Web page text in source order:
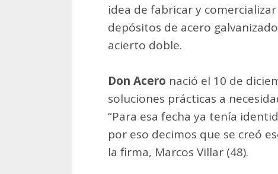
idea de fabricar y
depósitos de acero
acierto doble.
Don Acero nació el 10 de
soluciones prácticas a
“Para esa fecha ya tenía
por eso decimos que se creó
la firma, Marcos Villar (48).